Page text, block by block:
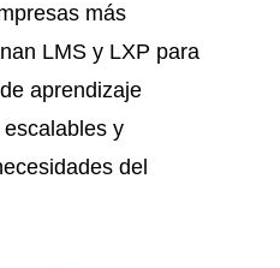
más
LMS y LXP para
aprendizaje
y
del